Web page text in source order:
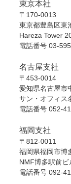
東京本社
〒170-0013
東京都豊島区東
Hareza Tower
電話番号 03-
名古屋支社
〒453-0014
愛知県名古屋市
サン・オフィス
電話番号 052-
福岡支社
〒812-0011
福岡県福岡市博
NMF博多駅前ビ
電話番号 092-